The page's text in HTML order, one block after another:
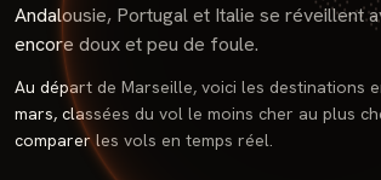
Andalousie, Portugal et Italie se réveillent
encore doux et peu de foule.
Au départ de Marseille, voici les destinations
mars, classées du vol le moins cher au plus
comparer les vols en temps réel.